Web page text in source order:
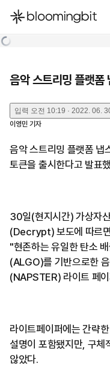
한국어
음악 스트리밍 플랫폼
입력 오전 10:19 · 2022. 06.
이영민 기자
음악 스트리밍 플랫폼
토큰을 출시한다고 발표
30일(현지시간) 가상자
(Decrypt) 보도에 따르
"현존하는 유일한 탄소
(ALGO)를 기반으로한
(NAPSTER) 라이트 페
라이트페이퍼에는 간략
설명이 포함됐지만, 구체
않았다.